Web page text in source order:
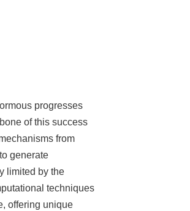
progresses
of this success
from
generate
limited by the
techniques
offering unique